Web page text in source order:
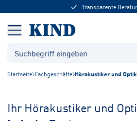
Transparente
Startseite Fachgeschäfte Hörakustiker und
Ihr Hörakustiker und